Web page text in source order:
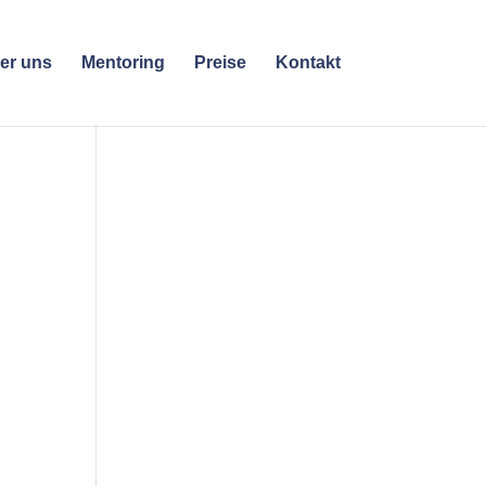
uns Mentoring Preise Kontakt